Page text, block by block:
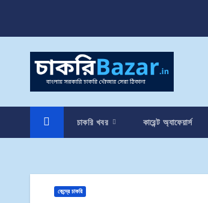
চাকরি খবর কারেন্ট অ্যাফেয়ার্স
কেন্দ্রে চাকরি